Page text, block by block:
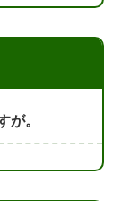
が。